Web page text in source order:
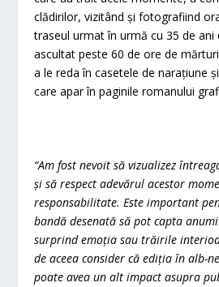
clădirilor, vizitând și fotografiind
traseul urmat în urmă cu 35 de ani
ascultat peste 60 de ore de
a le reda în casetele de narațiune
care apar în paginile romanului
“Am fost nevoit să vizualizez
și să respect adevărul acestor
responsabilitate. Este important
bandă desenată să pot capta
surprind emoția sau trăirile
de aceea consider că ediția în alb-
poate avea un alt impact asupra